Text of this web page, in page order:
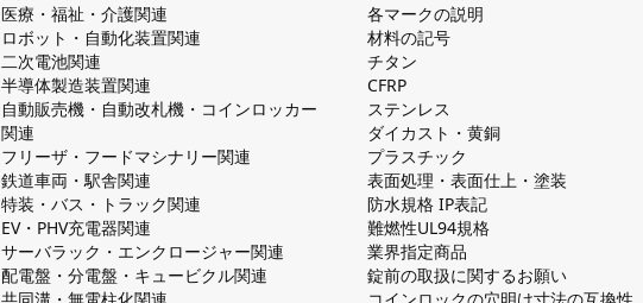
医療・福祉・介護関連
ロボット・自動化装置関連
二次電池関連
半導体製造装置関連
自動販売機・自動改札機・コインロッカー
関連
フリーザ・フードマシナリー関連
鉄道車両・駅舎関連
特装・バス・トラック関連
EV・PHV充電器関連
サーバラック・エンクロージャー関連
配電盤・分電盤・キュービクル関連
各マークの説明
材料の記号
チタン
CFRP
ステンレス
ダイカスト・⻩銅
プラスチック
表面処理・表面仕上・塗装
防⽔規格 IP表記
難燃性UL94規格
業界指定商品
錠前の取扱に関するお願い